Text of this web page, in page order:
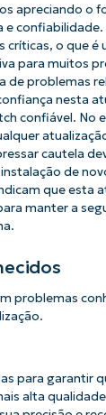
apreciando o
e confiabilidade.
críticas, o que é
para muitos
de problemas
nesta
confiável. No
cautela
de
que esta
manter a
problemas
para garantir
alta